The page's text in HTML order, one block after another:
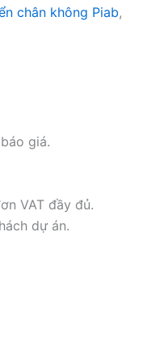
chân không Piab,
giá.
VAT đầy đủ.
dự án.